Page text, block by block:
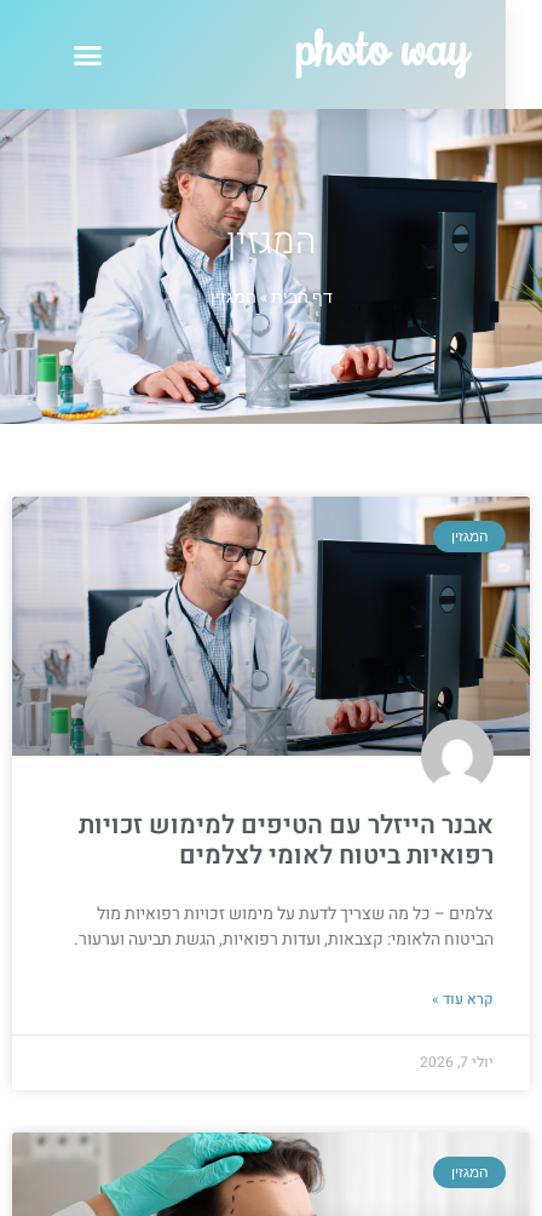
photo way
המגזין
דף הבית»המגזין
המגזין
אבנר הייזלר עם הטיפים למימוש זכויות
רפואיות ביטוח לאומי לצלמים
צלמים – כל מה שצריך לדעת על מימוש זכויות רפואיות מול
הביטוח הלאומי: קצבאות, ועדות רפואיות, הגשת תביעה וערעור.
קרא עוד »
יולי 7, 2026
המגזין